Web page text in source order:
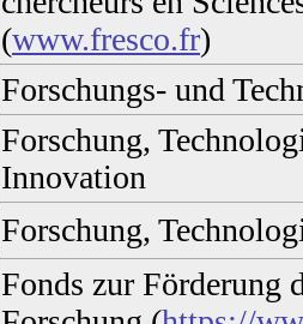
(www.fresco.fr)
Forschungs- und
Forschung,
Innovation
Forschung,
Fonds zur Förderung